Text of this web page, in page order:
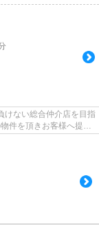
けない総合仲介店を目指
件を頂きお客様へ提供